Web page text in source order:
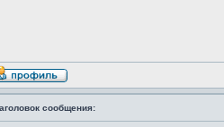
сообщения: